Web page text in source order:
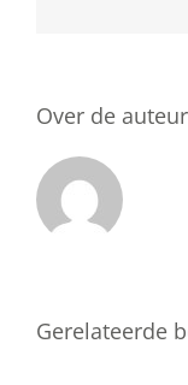
Over de
Gerelateerde